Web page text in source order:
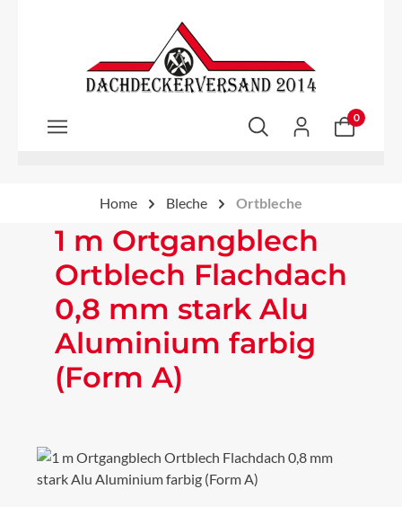
Zum Hauptinhalt springen
0
Home Bleche Ortbleche
1 m Ortgangblech
Ortblech Flachdach
0,8 mm stark Alu
Aluminium farbig
(Form A)
Bildergalerie überspringen